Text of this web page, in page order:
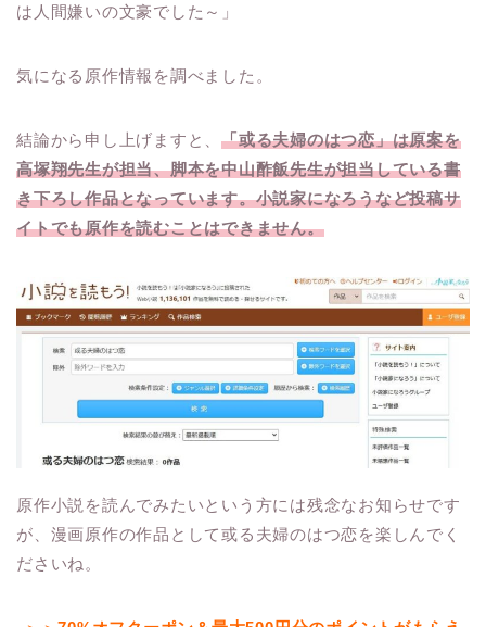
は人間嫌いの文豪でした～」
気になる原作情報を調べました。
結論から申し上げますと、「或る夫婦のはつ恋」は原案を
高塚翔先生が担当、脚本を中山酢飯先生が担当している書
き下ろし作品となっています。小説家になろうなど投稿サ
イトでも原作を読むことはできません。
原作小説を読んでみたいという方には残念なお知らせです
が、漫画原作の作品として或る夫婦のはつ恋を楽しんでく
ださいね。